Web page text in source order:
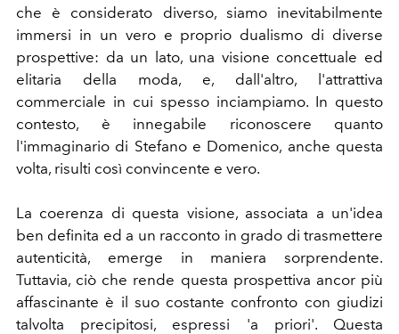
che è considerato diverso, siamo inevitabilmente
immersi in un vero e proprio dualismo di diverse
prospettive: da un lato, una visione concettuale ed
elitaria della moda, e, dall'altro, l'attrattiva
commerciale in cui spesso inciampiamo. In questo
contesto, è innegabile riconoscere quanto
l'immaginario di Stefano e Domenico, anche questa
volta, risulti così convincente e vero.
La coerenza di questa visione, associata a un'idea
ben definita ed a un racconto in grado di trasmettere
autenticità, emerge in maniera sorprendente.
Tuttavia, ciò che rende questa prospettiva ancor più
affascinante è il suo costante confronto con giudizi
talvolta precipitosi, espressi 'a priori'. Questa